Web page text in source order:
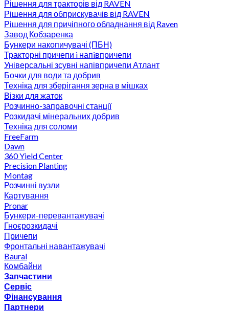
Рішення для тракторів від RAVEN
Рішення для обприскувачів від RAVEN
Рішення для причіпного обладнання від Raven
Завод Кобзаренка
Бункери накопичувачі (ПБН)
Тракторні причепи i напiвпричепи
Універсальні зсувні напівпричепи Атлант
Бочки для води та добрив
Техніка для зберігання зерна в мішках
Візки для жаток
Розчинно-заправочні станції
Розкидачі мінеральних добрив
Техніка для соломи
FreeFarm
Dawn
360 Yield Center
Precision Planting
Montag
Розчинні вузли
Картування
Pronar
Бункери-перевантажувачі
Гноєрозкидачі
Причепи
Фронтальні навантажувачі
Baural
Комбайни
Запчастини
Сервіс
Фінансування
Партнери